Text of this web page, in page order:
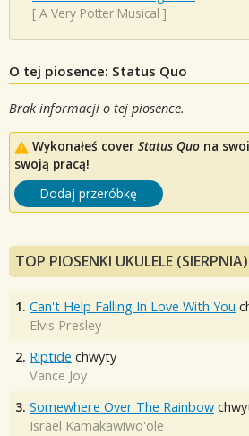
[ A Very Potter Musical ]
O tej piosence: Status Quo
Brak informacji o tej piosence.
Wykonałeś cover Status Quo na
swoją pracą!
Dodaj przeróbkę
TOP PIOSENKI UKULELE (SIERPNIA)
1. Can't Help Falling In Love With You
Elvis Presley
2. Riptide chwyty
Vance Joy
3. Somewhere Over The Rainbow
Israel Kamakawiwo'ole